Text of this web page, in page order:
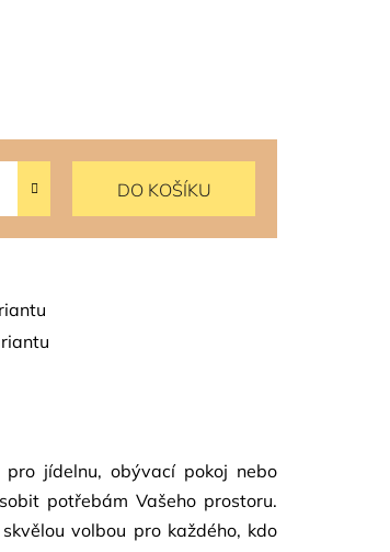
pro jídelnu, obývací pokoj nebo
potřebám Vašeho prostoru.
volbou pro každého, kdo
DO KOŠÍKU